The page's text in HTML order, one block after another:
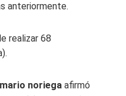
anteriormente.
realizar 68
noriega afirmó